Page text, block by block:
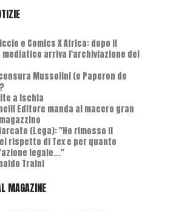
e Comics X Africa: dopo il
mediatico arriva l'archiviazione del
Mussolini (e Paperon de
a Ischia
Editore manda al macero gran
(Lega): "Ho rimosso il
rispetto di Tex e per quanto
legale..."
Traini
MAGAZINE